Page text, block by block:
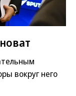
вокруг него